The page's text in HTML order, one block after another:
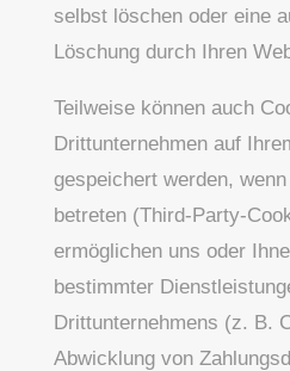
selbst löschen oder eine
Löschung durch Ihren
Teilweise können auch
Drittunternehmen auf
gespeichert werden,
betreten (Third-Party-
ermöglichen uns oder
bestimmter
Drittunternehmens (z. B.
Abwicklung von